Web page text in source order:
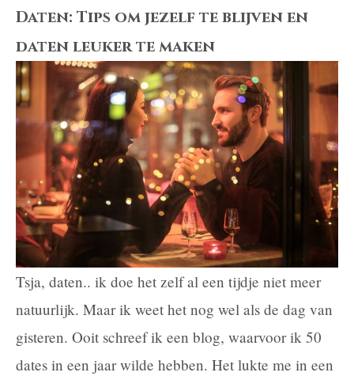
heb
je
nog
niet
de
relatie
die
je
wilt?
Daten: Tips om jezelf te blijven en
daten leuker te maken
Tsja, daten.. ik doe het zelf al een tijdje niet meer
natuurlijk. Maar ik weet het nog wel als de dag van
gisteren. Ooit schreef ik een blog, waarvoor ik 50
dates in een jaar wilde hebben. Het lukte me in een